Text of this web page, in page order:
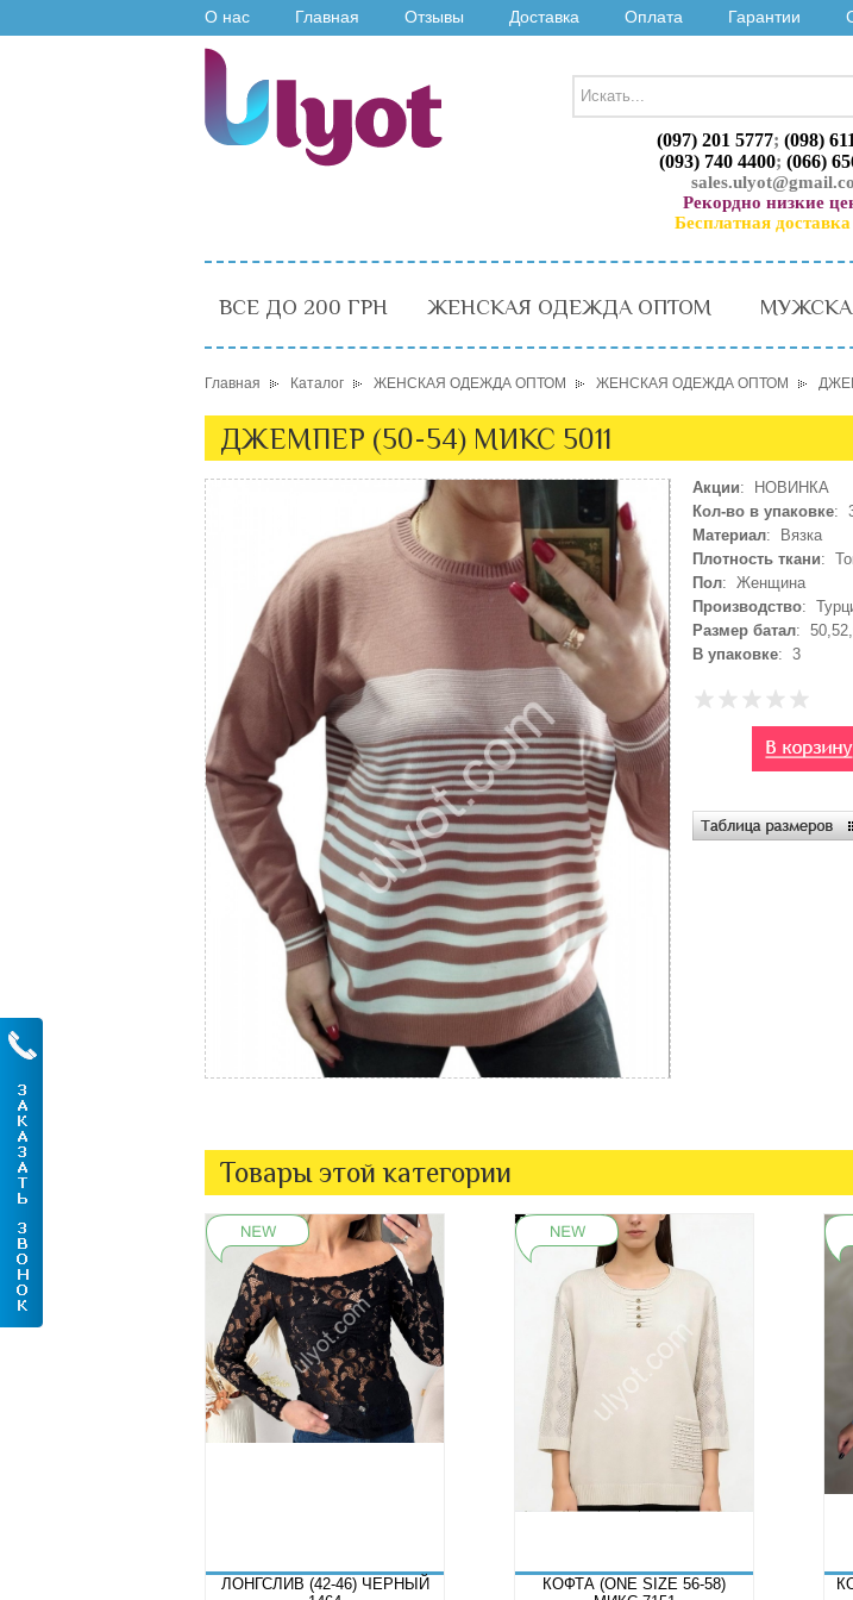
О нас Главная Отзывы Доставка Оплата Гарантии
(097) 201 5777; (098)
(093) 740 4400; (066)
Рекордно низкие
Бесплатная доставка
ВСЕ ДО 200 ГРН ЖЕНСКАЯ ОДЕЖДА ОПТОМ
Главная Каталог ЖЕНСКАЯ ОДЕЖДА ОПТОМ ЖЕНСКАЯ ОДЕЖДА ОПТОМ
ДЖЕМПЕР (50-54) МИКС 5011
Акции: НОВИНКА
Кол-во в упаковке:
Материал: Вязка
Плотность ткани:
Пол: Женщина
Производство:
Размер батал:
В упаковке: 3
Товары этой категории
ЛОНГСЛИВ (42-46) ЧЕРНЫЙ
КОФТА (ONE SIZE 56-58)